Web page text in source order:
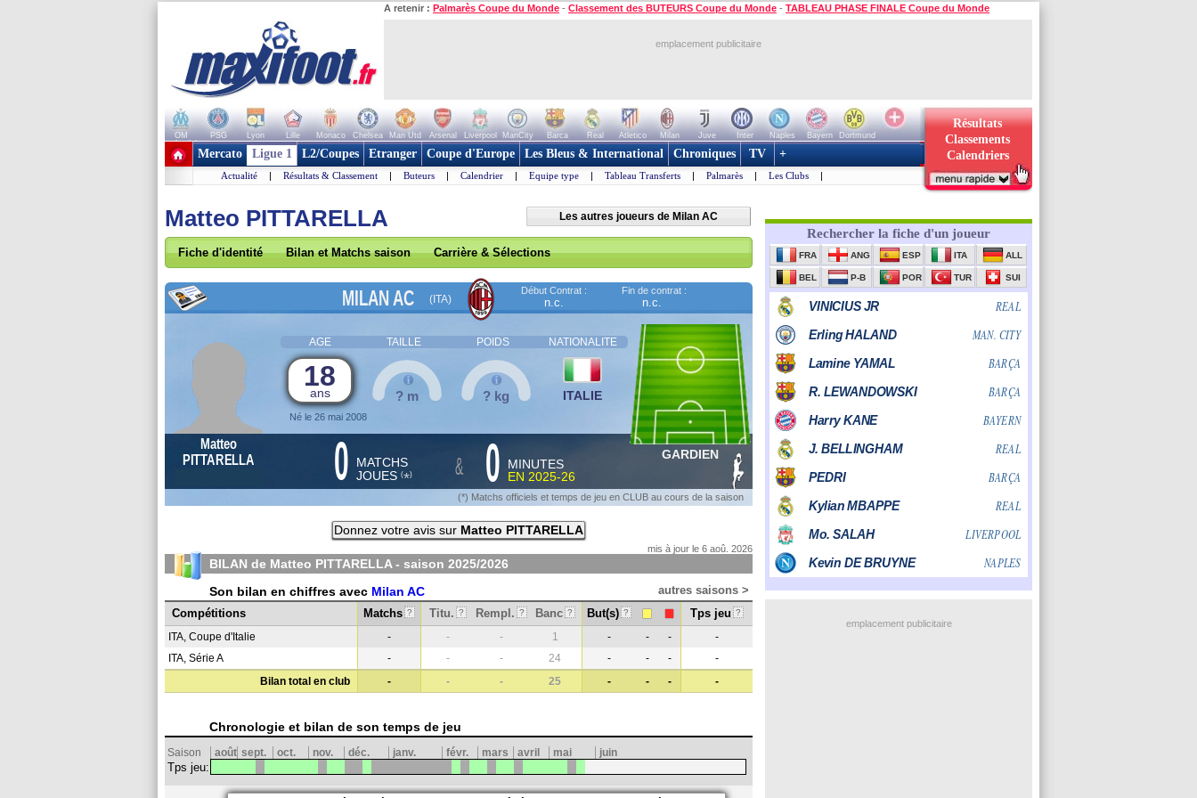
A retenir : Palmarès Coupe du Monde - Classement des BUTEURS Coupe du Monde - TABLEAU PHASE FINALE Coupe du Monde
emplacement publicitaire
OM PSG Lyon Lille Monaco Chelsea Man Utd Arsenal Liverpool ManCity Barca Real Atletico Milan Juve Inter Naples Bayern
Dortmund
+ de clubs
Résultats
Classements
Calendriers
Mercato Ligue 1 L2/Coupes Etranger Coupe d'Europe Les Bleus & International Chroniques TV +
Actualité | Résultats & Classement | Buteurs | Calendrier | Equipe type | Tableau Transferts | Palmarès | Les Clubs |
Matteo PITTARELLA Les autres joueurs de Milan AC
Fiche d'identité Bilan et Matchs saison Carrière & Sélections
MILAN AC (ITA)
Début Contrat :
n.c.
Fin de contrat :
n.c.
AGE TAILLE POIDS NATIONALITE
18
ans
Né le 26 mai 2008
? m ? kg ITALIE
Matteo
PITTARELLA
0 MATCHS
JOUES (*) & 0
MINUTES
EN 2025-26
GARDIEN
(*) Matchs officiels et temps de jeu en CLUB au cours de la saison
Donnez votre avis sur Matteo PITTARELLA
mis à jour le 6 aoû. 2026
BILAN de Matteo PITTARELLA - saison 2025/2026
Son bilan en chiffres avec Milan AC
autres saisons >
Compétitions
Matchs ? Titu. ? Rempl. ? Banc ? But(s) ? Tps jeu ?
ITA, Coupe d'Italie - - - 1 - - -
-
ITA, Série A
- - - 24 - - -
-
Bilan total en club
- - - 25 - - - -
Chronologie et bilan de son temps de jeu
Saison août sept. oct. nov. déc. janv. févr. mars avril mai juin
Tps jeu:
emplacement publicitaire